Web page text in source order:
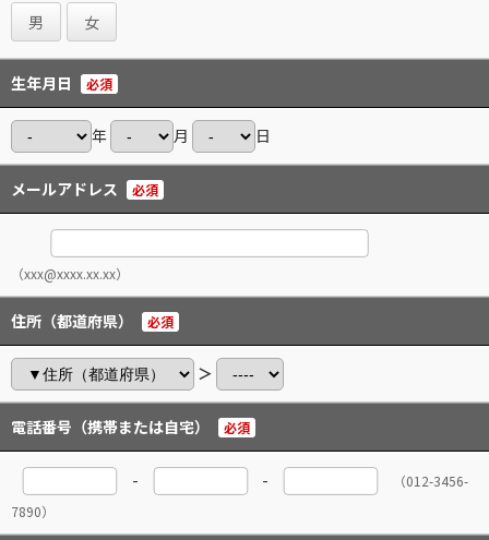
男 女
生年月日 必須
年 月 日
メールアドレス 必須
（xxx@xxxx.xx.xx）
住所（都道府県） 必須
＞
電話番号（携帯または自宅） 必須
- -
（012-3456-
7890）